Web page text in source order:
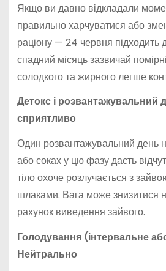
Якщо ви давно відкладали
правильно харчуватися або
раціону — 24 червня підходить
спадний місяць зазвичай
солодкого та жирного легше
Детокс і розвантажувальний
сприятливо
Один розвантажувальний день
або соках у цю фазу дасть
тіло охоче розлучається з
шлаками. Вага може знизитися
рахунок виведення зайвого.
Голодування (інтервальне
Нейтрально